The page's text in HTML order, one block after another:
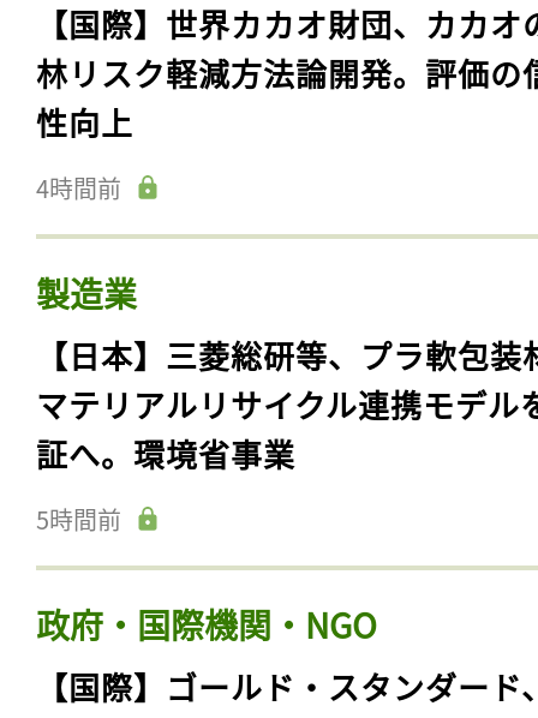
【国際】世界カカオ財団、カカオ
林リスク軽減方法論開発。評価の
性向上
4時間前
製造業
【日本】三菱総研等、プラ軟包装
マテリアルリサイクル連携モデル
証へ。環境省事業
5時間前
政府・国際機関・NGO
【国際】ゴールド・スタンダード